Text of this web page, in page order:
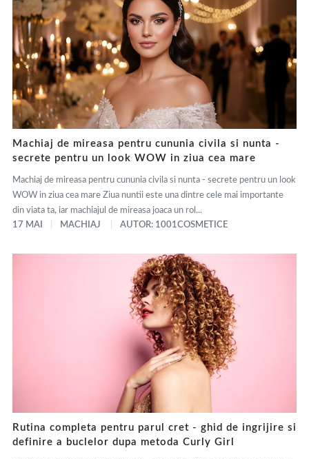
Machiaj de mireasa pentru cununia civila si nunta -
secrete pentru un look WOW in ziua cea mare
Machiaj de mireasa pentru cununia civila si nunta - secrete pentru un look
WOW in ziua cea mare Ziua nuntii este una dintre cele mai importante
din viata ta, iar machiajul de mireasa joaca un rol...
17 MAI
MACHIAJ AUTOR: 1001COSMETICE
Rutina completa pentru parul cret - ghid de ingrijire si
definire a buclelor dupa metoda Curly Girl